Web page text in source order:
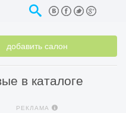
добавить салон
в каталоге
РЕКЛАМА